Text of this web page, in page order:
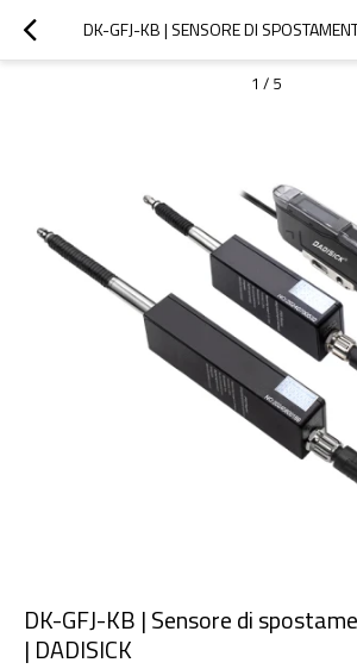
1 / 5
DK-GFJ-KB | Sensore di
| DADISICK